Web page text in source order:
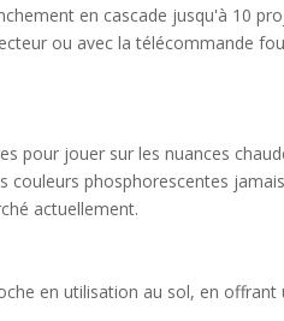
en cascade jusqu'à 10
ou avec la télécommande
pour jouer sur les nuances
couleurs phosphorescentes
actuellement.
en utilisation au sol, en